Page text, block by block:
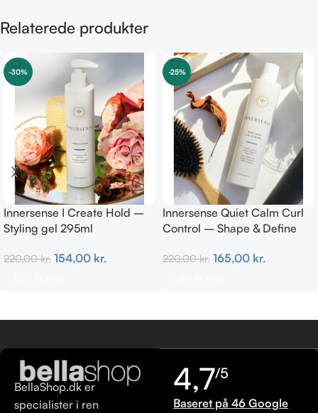
Relaterede produkter
-30%
Innersense I Create Hold –
Styling gel 295ml
220,00kr. 154,00 kr.
-25%
Innersense Quiet Calm Curl
Control – Shape & Define
220,00kr. 165,00 kr.
BellaShop.dk er
specialister i ren
4,7/5
Baseret på 46 Google